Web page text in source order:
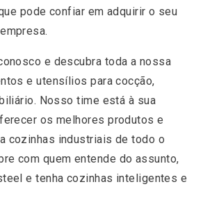
pode confiar em adquirir o seu
e descubra toda a nossa
e utensílios para cocção,
Nosso time está à sua
os melhores produtos e
cozinhas industriais de todo o
com quem entende do assunto,
e tenha cozinhas inteligentes e